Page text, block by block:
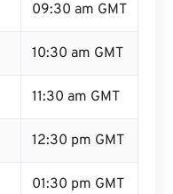
09:30 am GMT
10:30 am GMT
11:30 am GMT
12:30 pm GMT
01:30 pm GMT